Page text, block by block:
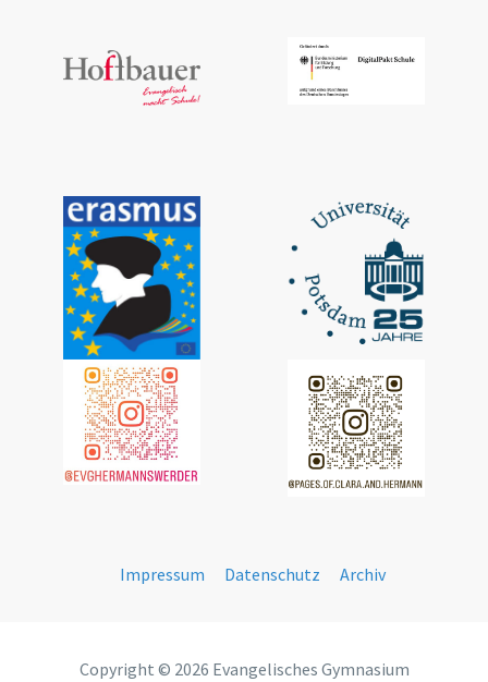
Impressum Datenschutz Archiv
Copyright © 2026 Evangelisches Gymnasium